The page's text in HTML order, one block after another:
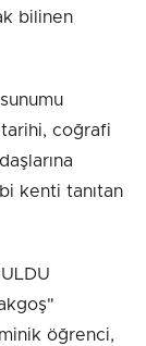
bilinen
coğrafi
kenti tanıtan
öğrenci,